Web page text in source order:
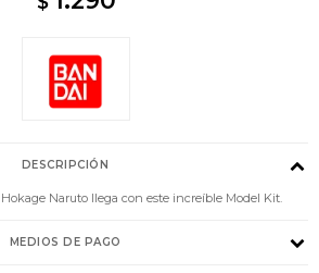
DESCRIPCIÓN
Naruto llega con este increíble Model Kit.
MEDIOS DE PAGO